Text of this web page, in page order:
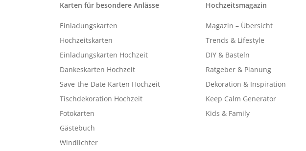
Karten für besondere Anlässe
Einladungskarten
Hochzeitskarten
Einladungskarten Hochzeit
Dankeskarten Hochzeit
Save-the-Date Karten Hochzeit
Tischdekoration Hochzeit
Fotokarten
Gästebuch
Windlichter
Hochzeitsmagazin
Magazin – Übersicht
Trends & Lifestyle
DIY & Basteln
Ratgeber & Planung
Dekoration & Inspiration
Keep Calm Generator
Kids & Family